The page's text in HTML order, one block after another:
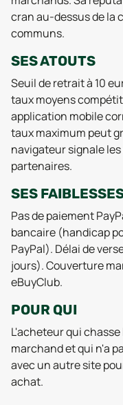
cran au-dessus de la
communs.
SES ATOUTS
Seuil de retrait à 10
taux moyens
application mobile
taux maximum peut
navigateur signale
partenaires.
SES
Pas de paiement
bancaire (handicap
PayPal). Délai de
jours). Couverture
eBuyClub.
POUR QUI
L'acheteur qui
marchand et qui n'a
avec un autre site
achat.